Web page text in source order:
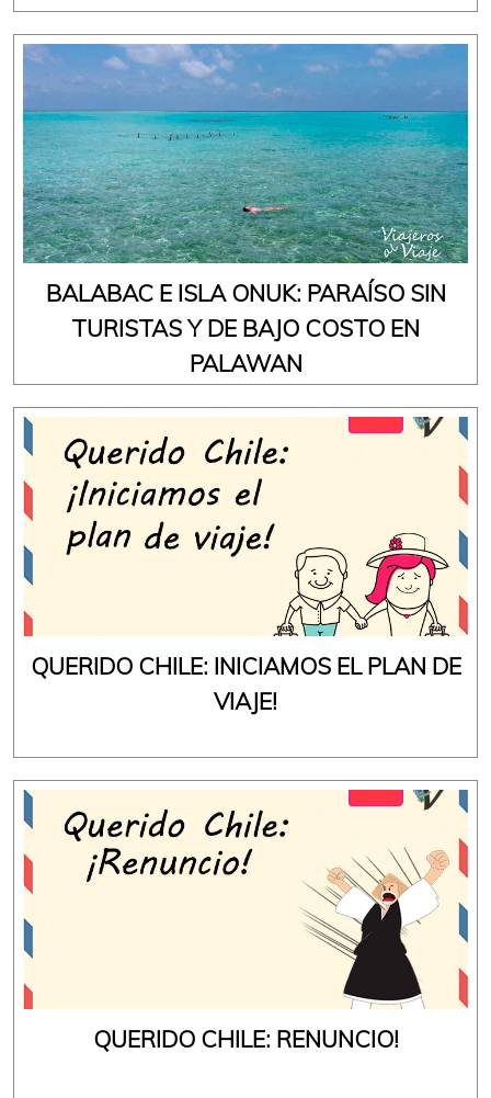
BALABAC E ISLA ONUK: PARAÍSO SIN
TURISTAS Y DE BAJO COSTO EN
PALAWAN
QUERIDO CHILE: INICIAMOS EL PLAN DE
VIAJE!
QUERIDO CHILE: RENUNCIO!